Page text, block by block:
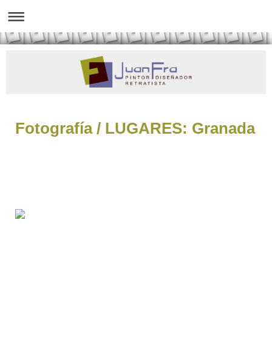
Fotografía / LUGARES: Granada